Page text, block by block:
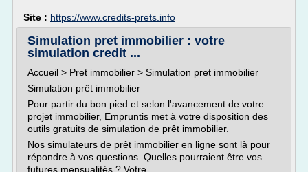
Site : https://www.credits-prets.info
Simulation pret immobilier : votre
simulation credit ...
Accueil > Pret immobilier > Simulation pret immobilier
Simulation prêt immobilier
Pour partir du bon pied et selon l'avancement de votre
projet immobilier, Empruntis met à votre disposition des
outils gratuits de simulation de prêt immobilier.
Nos simulateurs de prêt immobilier en ligne sont là pour
répondre à vos questions. Quelles pourraient être vos
futures mensualités ? Votre...